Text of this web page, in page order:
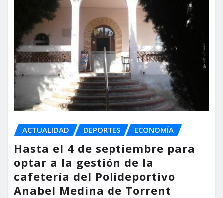
ACTUALIDAD DEPORTES ECONOMÍA
Hasta el 4 de septiembre para
optar a la gestión de la
cafetería del Polideportivo
Anabel Medina de Torrent